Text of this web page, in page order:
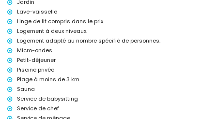
petit déjeuner
service d'aéroport et utilisation de voiture privée avec chauffeur
chef à domicile, blanchisserie et service de babysitting
espace wellness
lit additionnel (sur demande)
Activités sportives
tennis, golf (Nirwana Tanah Lot) et équitation (dans un rayon de 5
kilomètres de la villa)
Jardin
Lave-vaisselle
Linge de lit compris dans le prix
Logement à deux niveaux.
Logement adapté au nombre spécifié de personnes.
Micro-ondes
Petit-déjeuner
Piscine privée
Plage à moins de 3 km.
Sauna
Service de babysitting
Service de chef